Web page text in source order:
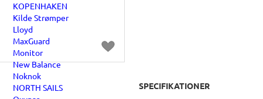
KOPENHAKEN
Kilde Strømper
Lloyd
MaxGuard
Monitor
New Balance
Noknok
NORTH SAILS
SPECIFIKATIONER